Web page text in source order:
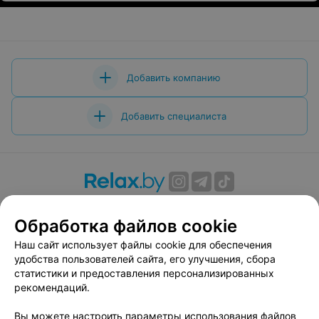
Добавить компанию
Добавить специалиста
Вакансии
Публичный договор
Способы оплаты
Публичный договор по использованию сервиса
«Афиша»
Пользовательское соглашение
Обработка файлов cookie
Наш сайт использует файлы cookie для обеспечения
удобства пользователей сайта, его улучшения, сбора
статистики и предоставления персонализированных
рекомендаций.
Вы можете настроить параметры использования файлов